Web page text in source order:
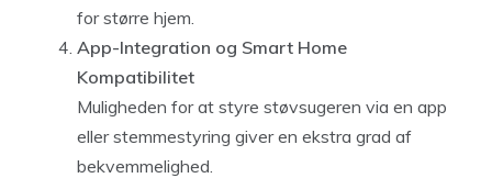
for større hjem.
App-Integration og Smart Home
Kompatibilitet
Muligheden for at styre støvsugeren via en app
eller stemmestyring giver en ekstra grad af
bekvemmelighed.